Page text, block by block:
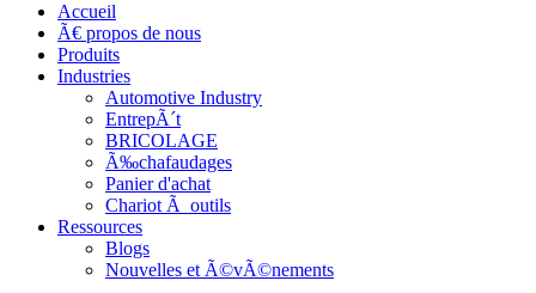
Accueil
Ã€ propos de nous
Produits
Industries
Automotive Industry
EntrepÃ´t
BRICOLAGE
Ã‰chafaudages
Panier d'achat
Chariot Ã outils
Ressources
Blogs
Nouvelles et Ã©vÃ©nements